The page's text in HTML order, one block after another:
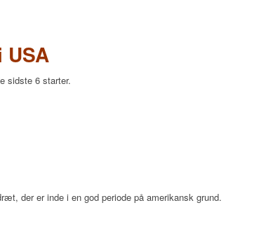
sidste 6 starter.
der er inde i en god periode på amerikansk grund.